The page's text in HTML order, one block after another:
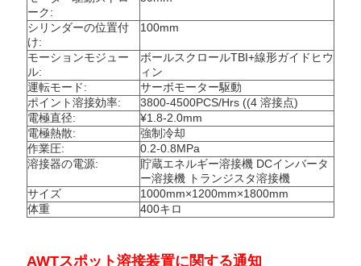
ーク:
シリンダーの位置付
け:
100mm
モーションモジュー
ル:
ボールスクロールTBI+線形ガイドヒウ
ィン
運転モード:
サーボモーター駆動
ポイント溶接効率:
3800-4500PCS/Hrs ((4 溶接点)
電極直径:
¥1.8-2.0mm
電極熱散:
強制冷却
作業圧:
0.2-0.8MPa
溶接器の電源:
貯蔵エネルギー溶接機 DCインバータ
ー溶接機 トランジスタ溶接機
サイズ
1000mm×1200mm×1800mm
体重
400キロ
AWTスポット溶接装置に関する通知